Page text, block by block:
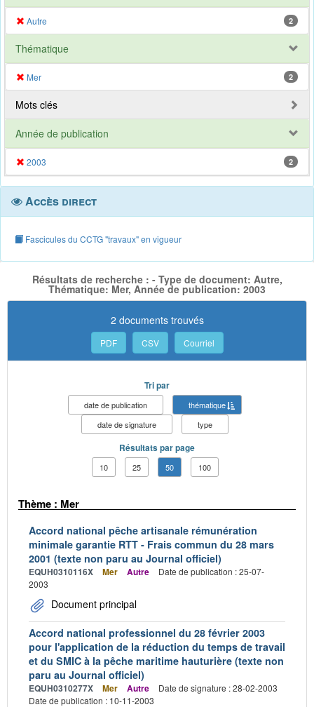
Autre 2
Thématique
Mer 2
Mots clés
Année de publication
2003 2
Accès direct
Fascicules du CCTG "travaux" en vigueur
Résultats de recherche : - Type de document: Autre,
Thématique: Mer, Année de publication: 2003
2 documents trouvés
PDF CSV Courriel
Tri par
date de publication
thématique
date de signature
type
Résultats par page
10 25 50 100
Thème : Mer
Accord national pêche artisanale rémunération
minimale garantie RTT - Frais commun du 28 mars
2001 (texte non paru au Journal officiel)
EQUH0310116X Mer Autre
Date de publication : 25-07-
2003
Document principal
Accord national professionnel du 28 février 2003
pour l'application de la réduction du temps de travail
et du SMIC à la pêche maritime hauturière (texte non
paru au Journal officiel)
EQUH0310277X Mer Autre
Date de signature : 28-02-2003
Date de publication : 10-11-2003